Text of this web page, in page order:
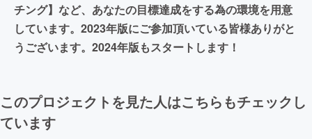
チング】など、あなたの目標達成をする為の環境を用意
しています。2023年版にご参加頂いている皆様ありがと
うございます。2024年版もスタートします！
このプロジェクトを見た人はこちらもチェックし
ています